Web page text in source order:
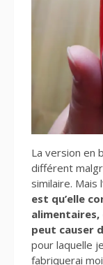
La version en
différent
similaire. Mais l
est qu’elle
peut causer
pour laquelle
fabriquerai